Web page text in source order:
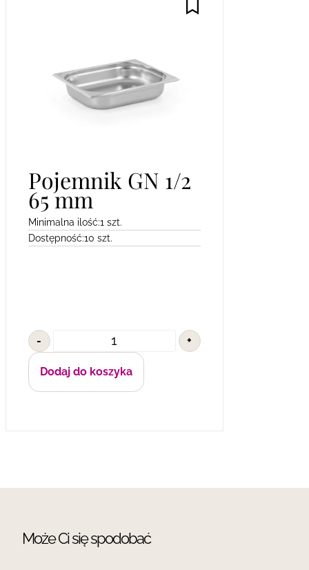
Pojemnik GN 1/2
65 mm
Minimalna ilość:1 szt.
Dostępność:10 szt.
- +
Dodaj do koszyka
Może Ci się spodobać